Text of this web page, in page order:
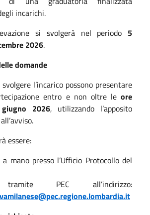
incarichi.
si svolgerà nel periodo 5
2026.
domande
l’incarico possono presentare
entro e non oltre le ore
2026, utilizzando l’apposito
essere:
a mano presso l’Ufficio Protocollo del
PEC all’indirizzo: